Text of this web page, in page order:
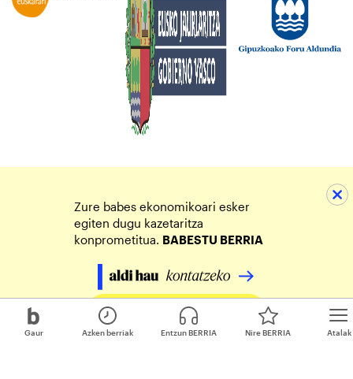
Gaur Atalak
Azken berriak Entzun BERRIA Nire BERRIA
Zure babes ekonomikoari esker
egiten dugu kazetaritza
konprometitua. BABESTU BERRIA
Egin zure ekarpena